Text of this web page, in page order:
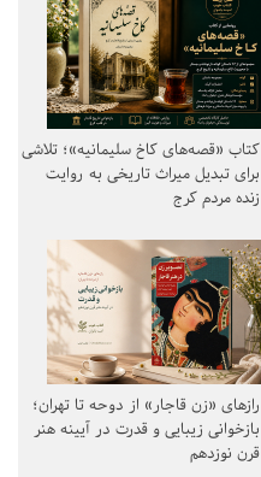
کتاب «قصه‌های کاخ سلیمانیه»؛ تلاشی
برای تبدیل میراث تاریخی به روایت
زنده مردم کرج
رازهای «زن قاجار» از دوحه تا تهران؛
بازخوانی زیبایی و قدرت در آیینه هنر
قرن نوزدهم